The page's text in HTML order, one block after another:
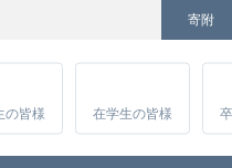
寄附
Instagram
の皆様 在学生の皆様